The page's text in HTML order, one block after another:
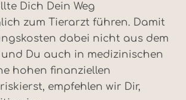
Dich Dein Weg
zum Tierarzt führen. Damit
dabei nicht aus dem
und Du auch in medizinischen
hohen finanziellen
empfehlen wir Dir,